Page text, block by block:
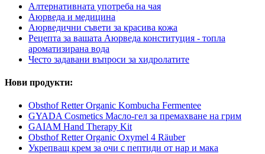
Алтернативната употреба на чая
Аюрведа и медицина
Аюрведични съвети за красива кожа
Рецепта за вашата Аюрведа конституция - топла
ароматизирана вода
Често задавани въпроси за хидролатите
Нови продукти:
Obsthof Retter Organic Kombucha Fermentee
GYADA Cosmetics Масло-гел за премахване на грим
GAIAM Hand Therapy Kit
Obsthof Retter Organic Oxymel 4 Räuber
Укрепващ крем за очи с пептиди от нар и мака